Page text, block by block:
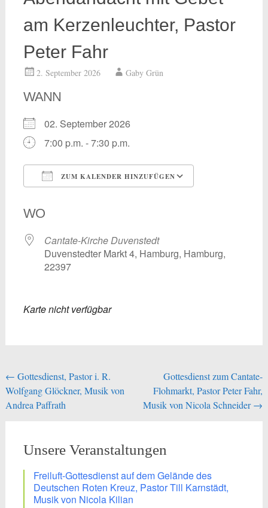
am Kerzenleuchter, Pastor
Peter Fahr
2. September 2026 Gaby Grün
WANN
02. September 2026
7:00 p.m. - 7:30 p.m.
ZUM KALENDER HINZUFÜGEN
WO
Cantate-Kirche Duvenstedt
Duvenstedter Markt 4, Hamburg, Hamburg,
22397
Karte nicht verfügbar
Beitragsnavigation
← Gottesdienst, Pastor i. R.
Wolfgang Glöckner, Musik von
Andrea Paffrath
Gottesdienst zum Cantate-
Flohmarkt, Pastor Peter Fahr,
Musik von Nicola Schneider→
Unsere Veranstaltungen
Freiluft-Gottesdienst auf dem Gelände des
Deutschen Roten Kreuz, Pastor Till Karnstädt,
Musik von Nicola Kilian